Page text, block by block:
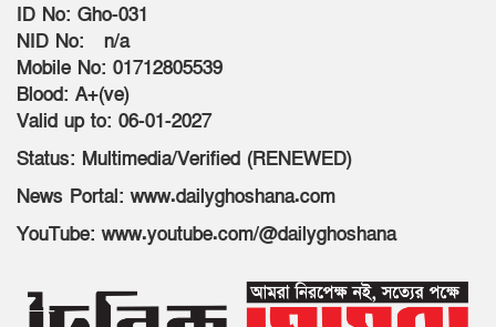
ID No: Gho-031
NID No: n/a
Mobile No: 01712805539
Blood: A+(ve)
Valid up to: 06-01-2027
Status: Multimedia/Verified (RENEWED)
News Portal: www.dailyghoshana.com
YouTube: www.youtube.com/@dailyghoshana